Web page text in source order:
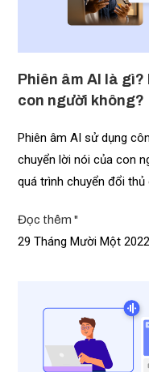
Phiên âm AI là
con người không?
Phiên âm AI sử dụng
chuyển lời nói của con
quá trình chuyển đổi
Đọc thêm "
29 Tháng Mười Một 2022